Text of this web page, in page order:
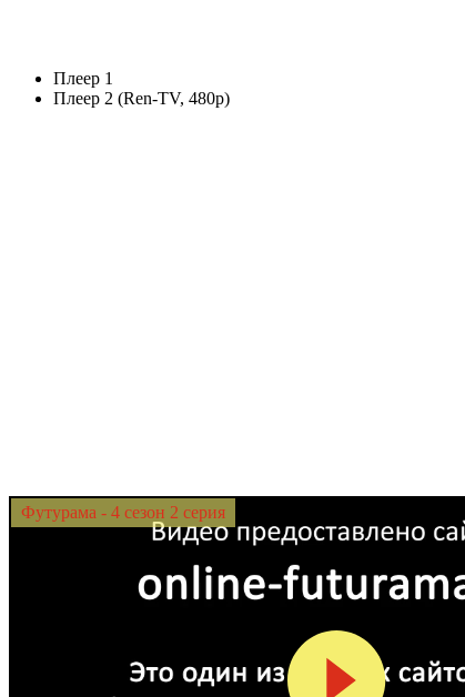
Плеер 1
Плеер 2 (Ren-TV, 480p)
Футурама - 4 сезон 2 серия